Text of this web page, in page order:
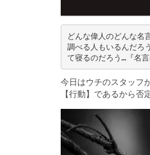
どんな偉人のどんな名
調べる人もいるんだろ
て寝るのだろう…『名
今日はウチのスタッフ
【行動】であるから